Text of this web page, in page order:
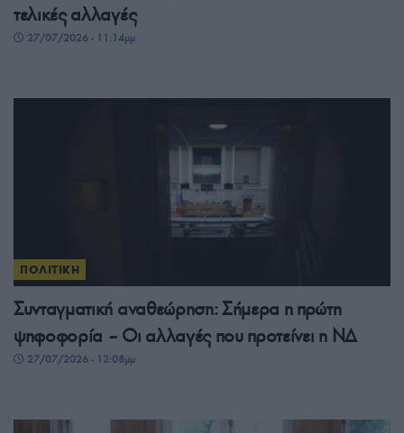
τελικές αλλαγές
27/07/2026 - 11:14μμ
ΠΟΛΙΤΙΚΗ
Συνταγματική αναθεώρηση: Σήμερα η πρώτη
ψηφοφορία – Οι αλλαγές που προτείνει η ΝΔ
27/07/2026 - 12:08μμ